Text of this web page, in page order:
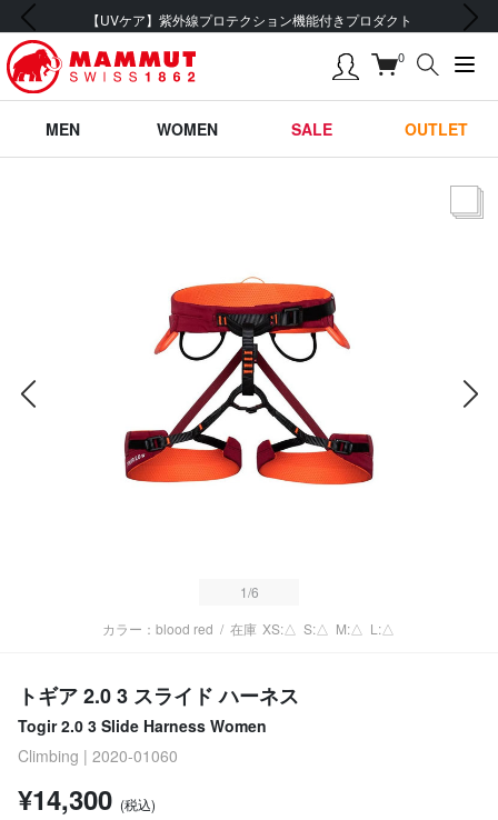
【UVケア】紫外線プロテクション機能付きプロダクト
前の画像 次の画像
0
MEN WOMEN SALE OUTLET
1/6
カラー：blood red / 在庫 XS:△ S:△ M:△ L:△
トギア 2.0 3 スライド ハーネス
Togir 2.0 3 Slide Harness Women
Climbing | 2020-01060
¥14,300 (税込)